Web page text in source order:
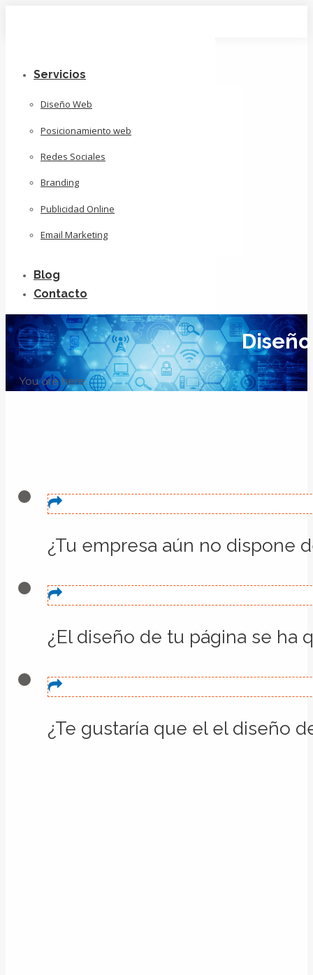
Servicios
Diseño Web
Posicionamiento web
Redes Sociales
Branding
Publicidad Online
Email Marketing
Blog
Contacto
You are here:
¿Tu empresa aún no dispone
¿El diseño de tu página se ha
¿Te gustaría que el el diseño